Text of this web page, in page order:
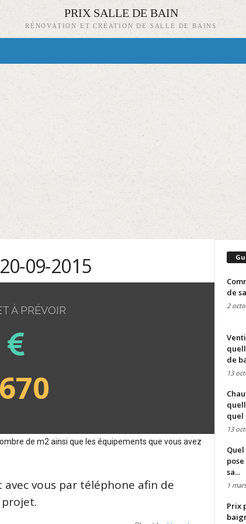
PRIX SALLE DE BAIN
RÉNOVATION ET CRÉATION DE SALLE DE BAINS
09-2015
À PRÉVOIR
de m2 ainsi que les équipements que vous avez
vous par téléphone afin de
de
2
de
13
quel
13
sa...
1
Prix